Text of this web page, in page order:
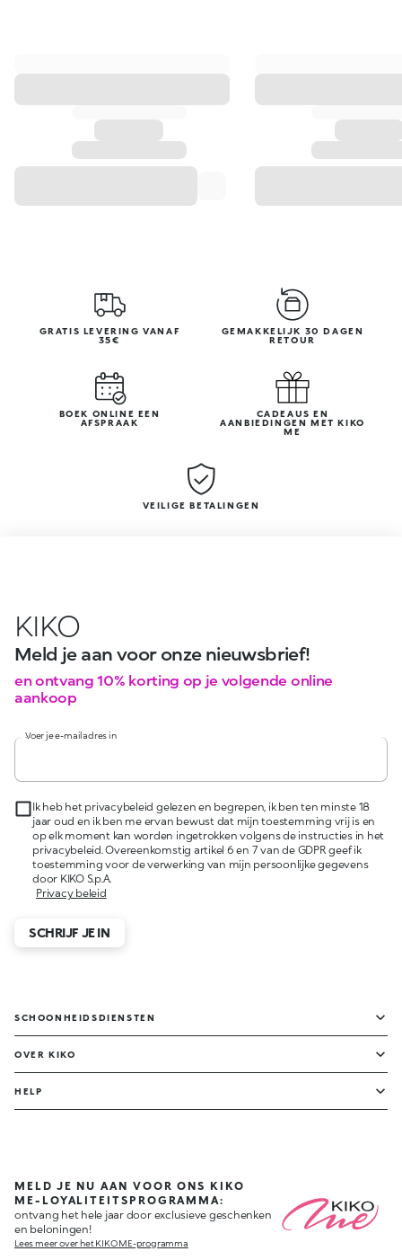
GRATIS LEVERING VANAF
35€
GEMAKKELIJK 30 DAGEN
RETOUR
BOEK ONLINE EEN
AFSPRAAK
CADEAUS EN
AANBIEDINGEN MET KIKO
ME
VEILIGE BETALINGEN
KIKO
Meld je aan voor onze nieuwsbrief!
en ontvang 10% korting op je volgende online
aankoop
Voer je e-mailadres in
Ik heb het privacybeleid gelezen en begrepen, ik ben ten minste 18
jaar oud en ik ben me ervan bewust dat mijn toestemming vrij is en
op elk moment kan worden ingetrokken volgens de instructies in het
privacybeleid. Overeenkomstig artikel 6 en 7 van de GDPR geef ik
toestemming voor de verwerking van mijn persoonlijke gegevens
door KIKO S.p.A.
Privacy beleid
SCHRIJF JE IN
SCHOONHEIDSDIENSTEN
OVER KIKO
HELP
MELD JE NU AAN VOOR ONS KIKO
ME-LOYALITEITSPROGRAMMA:
ontvang het hele jaar door exclusieve geschenken
en beloningen!
Lees meer over het KIKO ME-programma